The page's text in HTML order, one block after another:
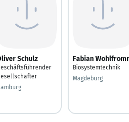
Schulz Fabian
Biosystemtechnik
Magdeburg